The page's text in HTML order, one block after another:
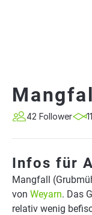
42 Follower
Infos für
Mangfall
von Weyarn. Das
relativ wenig